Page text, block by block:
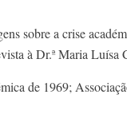
sobre a crise
à Dr.ª Maria Luísa
de 1969;